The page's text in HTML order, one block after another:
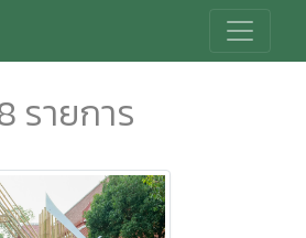
รายการ